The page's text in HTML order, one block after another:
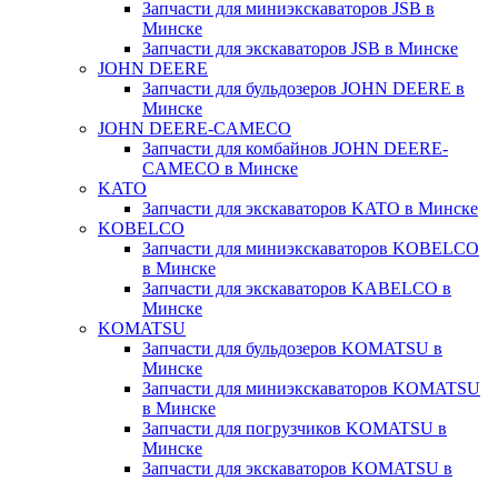
Запчасти для миниэкскаваторов JSB в
Минске
Запчасти для экскаваторов JSB в Минске
JOHN DEERE
Запчасти для бульдозеров JOHN DEERE в
Минске
JOHN DEERE-CAMECO
Запчасти для комбайнов JOHN DEERE-
CAMECO в Минске
KATO
Запчасти для экскаваторов KATO в Минске
KOBELCO
Запчасти для миниэкскаваторов KOBELCO
в Минске
Запчасти для экскаваторов KABELCO в
Минске
KOMATSU
Запчасти для бульдозеров KOMATSU в
Минске
Запчасти для миниэкскаваторов KOMATSU
в Минске
Запчасти для погрузчиков KOMATSU в
Минске
Запчасти для экскаваторов KOMATSU в